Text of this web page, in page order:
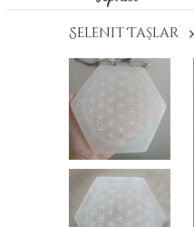
Selenit Taşlar